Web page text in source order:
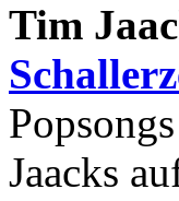
Tim
Jaacks